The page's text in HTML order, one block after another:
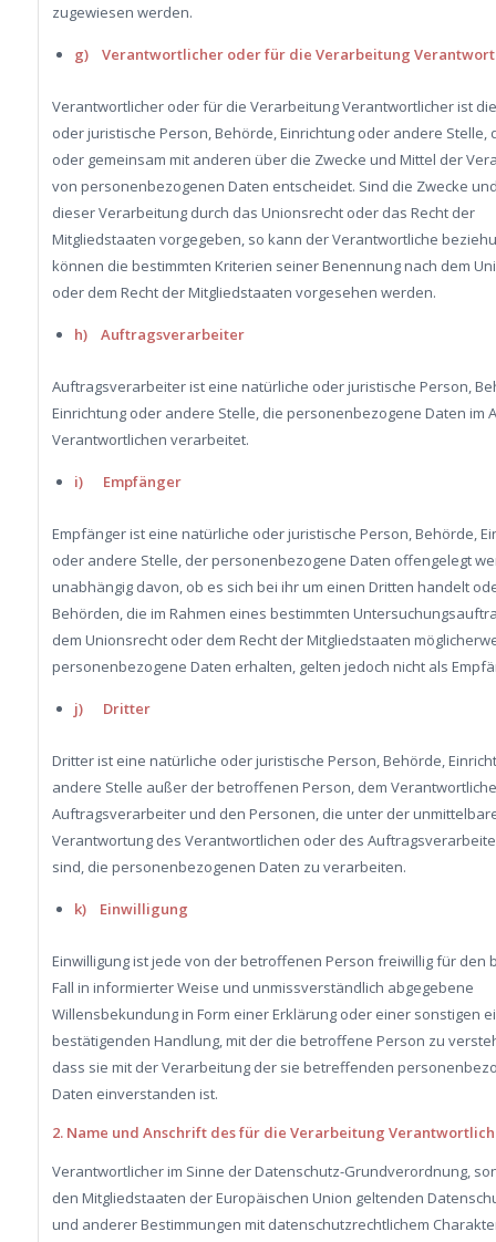
zugewiesen werden.
g) Verantwortlicher oder für die Verarbeitung
Verantwortlicher oder für die Verarbeitung Verantwortlicher ist
oder juristische Person, Behörde, Einrichtung oder andere Stelle,
oder gemeinsam mit anderen über die Zwecke und Mittel der
von personenbezogenen Daten entscheidet. Sind die Zwecke
dieser Verarbeitung durch das Unionsrecht oder das Recht der
Mitgliedstaaten vorgegeben, so kann der Verantwortliche
können die bestimmten Kriterien seiner Benennung nach dem
oder dem Recht der Mitgliedstaaten vorgesehen werden.
h) Auftragsverarbeiter
Auftragsverarbeiter ist eine natürliche oder juristische Person,
Einrichtung oder andere Stelle, die personenbezogene Daten im
Verantwortlichen verarbeitet.
i) Empfänger
Empfänger ist eine natürliche oder juristische Person, Behörde,
oder andere Stelle, der personenbezogene Daten offengelegt
unabhängig davon, ob es sich bei ihr um einen Dritten handelt
Behörden, die im Rahmen eines bestimmten
dem Unionsrecht oder dem Recht der Mitgliedstaaten
personenbezogene Daten erhalten, gelten jedoch nicht als
j) Dritter
Dritter ist eine natürliche oder juristische Person, Behörde,
andere Stelle außer der betroffenen Person, dem
Auftragsverarbeiter und den Personen, die unter der
Verantwortung des Verantwortlichen oder des
sind, die personenbezogenen Daten zu verarbeiten.
k) Einwilligung
Einwilligung ist jede von der betroffenen Person freiwillig für den
Fall in informierter Weise und unmissverständlich abgegebene
Willensbekundung in Form einer Erklärung oder einer sonstigen
bestätigenden Handlung, mit der die betroffene Person zu
dass sie mit der Verarbeitung der sie betreffenden
Daten einverstanden ist.
2. Name und Anschrift des für die Verarbeitung
Verantwortlicher im Sinne der Datenschutz-Grundverordnung,
den Mitgliedstaaten der Europäischen Union geltenden
und anderer Bestimmungen mit datenschutzrechtlichem